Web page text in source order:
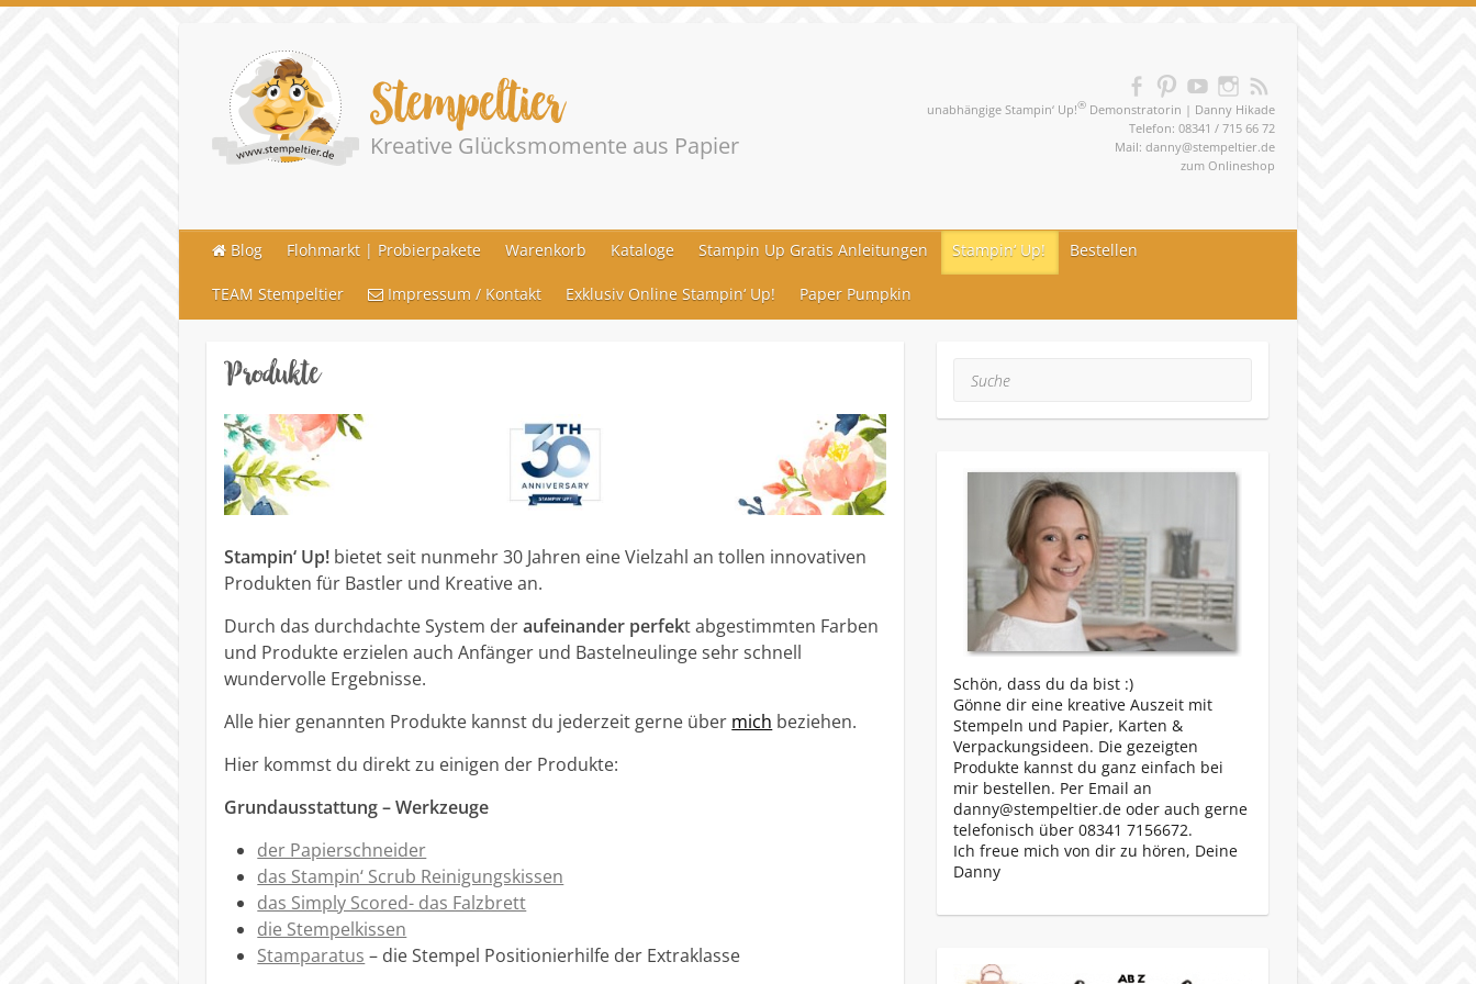
unabhängige Stampin‘ Up!® Demonstratorin | Danny Hikade
Telefon: 08341 / 715 66 72
Mail: danny@stempeltier.de
zum Onlineshop
Stempeltier
Kreative Glücksmomente aus Papier
Blog Flohmarkt | Probierpakete Warenkorb Kataloge Stampin Up Gratis Anleitungen Stampin‘ Up! Bestellen
TEAM Stempeltier Impressum / Kontakt Exklusiv Online Stampin‘ Up! Paper Pumpkin
Produkte
Stampin‘ Up! bietet seit nunmehr 30 Jahren eine Vielzahl an tollen innovativen
Produkten für Bastler und Kreative an.
Durch das durchdachte System deraufeinander perfekt abgestimmten Farben
und Produkte erzielen auch Anfänger und Bastelneulinge sehr schnell
wundervolle Ergebnisse.
Alle hier genannten Produkte kannst du jederzeit gerne über mich beziehen.
Hier kommst du direkt zu einigen der Produkte:
Grundausstattung – Werkzeuge
der Papierschneider
das Stampin‘ Scrub Reinigungskissen
das Simply Scored- das Falzbrett
die Stempelkissen
Stamparatus – die Stempel Positionierhilfe der Extraklasse
Schön, dass du da bist :)
Gönne dir eine kreative Auszeit mit
Stempeln und Papier, Karten &
Verpackungsideen. Die gezeigten
Produkte kannst du ganz einfach bei
mir bestellen. Per Email an
danny@stempeltier.de oder auch gerne
telefonisch über 08341 7156672.
Ich freue mich von dir zu hören, Deine
Danny